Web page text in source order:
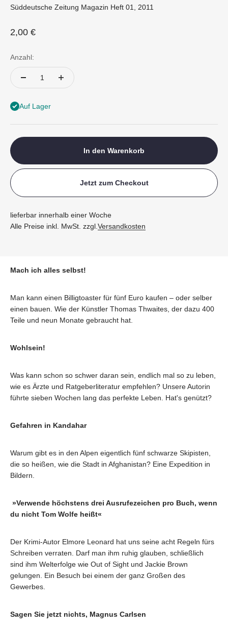
Süddeutsche Zeitung Magazin Heft 01, 2011
Angebot
2,00 €
Anzahl:
Auf Lager
In den Warenkorb
Jetzt zum Checkout
lieferbar innerhalb einer Woche
Alle Preise inkl. MwSt. zzgl. Versandkosten
Mach ich alles selbst!
Man kann einen Billigtoaster für fünf Euro kaufen – oder selber
einen bauen. Wie der Künstler Thomas Thwaites, der dazu 400
Teile und neun Monate gebraucht hat.
Wohlsein!
Was kann schon so schwer daran sein, endlich mal so zu leben,
wie es Ärzte und Ratgeberliteratur empfehlen? Unsere Autorin
führte sieben Wochen lang das perfekte Leben. Hat's genützt?
Gefahren in Kandahar
Warum gibt es in den Alpen eigentlich fünf schwarze Skipisten,
die so heißen, wie die Stadt in Afghanistan? Eine Expedition in
Bildern.
»Verwende höchstens drei Ausrufezeichen pro Buch, wenn
du nicht Tom Wolfe heißt«
Der Krimi-Autor Elmore Leonard hat uns seine acht Regeln fürs
Schreiben verraten. Darf man ihm ruhig glauben, schließlich
sind ihm Welterfolge wie Out of Sight und Jackie Brown
gelungen. Ein Besuch bei einem der ganz Großen des
Gewerbes.
Sagen Sie jetzt nichts, Magnus Carlsen